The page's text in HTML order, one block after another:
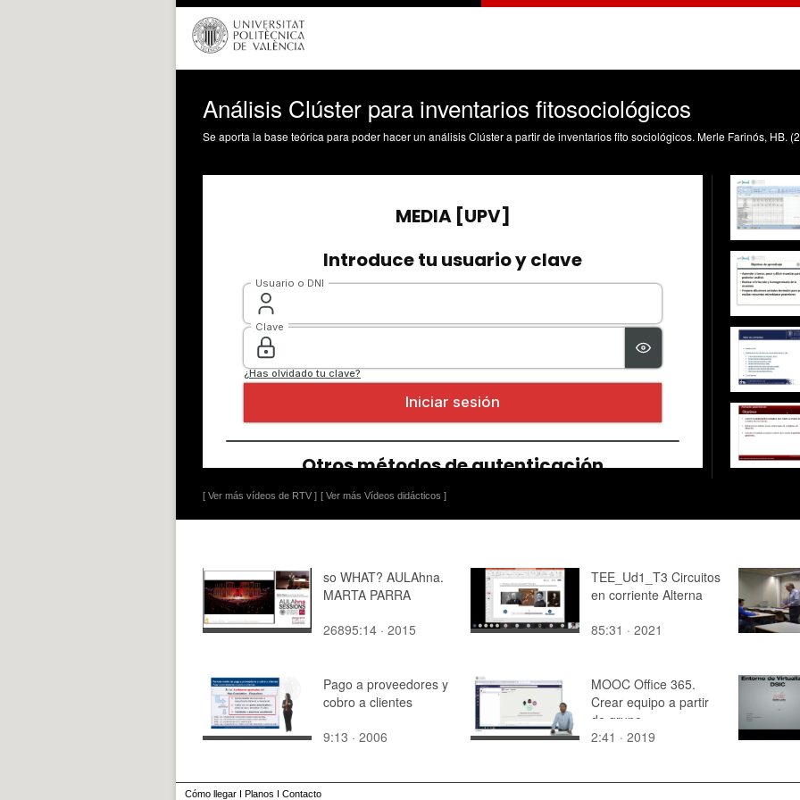
Análisis Clúster para inventarios fitosociológicos
[ Ver más vídeos de RTV ] [ Ver más Vídeos didácticos ]
so WHAT? AULAhna.
MARTA PARRA
26895:14 · 2015
TEE_Ud1_T3 Circuitos
en corriente Alterna
85:31 · 2021
Pago a proveedores y
cobro a clientes
9:13 · 2006
MOOC Office 365.
Crear equipo a partir
de grupo
2:41 · 2019
Cómo llegar I Planos I Contacto